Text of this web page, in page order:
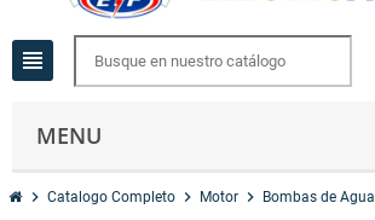
view_headline
MENU
chevron_right Catalogo Completo chevron_right Motor chevron_right Bombas de Agua